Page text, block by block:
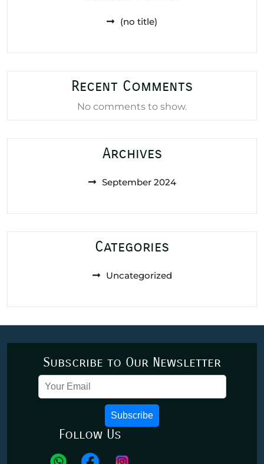
(no title)
Recent Comments
No comments to show.
Archives
September 2024
Categories
Uncategorized
Subscribe to Our Newsletter
Subscribe
Follow Us